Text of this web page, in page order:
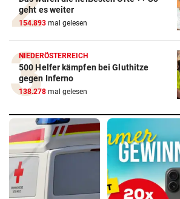
geht es weiter
154.893 mal gelesen
NIEDERÖSTERREICH
500 Helfer kämpfen bei Gluthitze
gegen Inferno
138.278 mal gelesen